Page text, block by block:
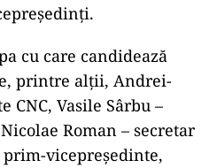
cu care candidează
printre alţii, Andrei-
CNC, Vasile Sârbu –
Roman – secretar
vicepreşedinte,